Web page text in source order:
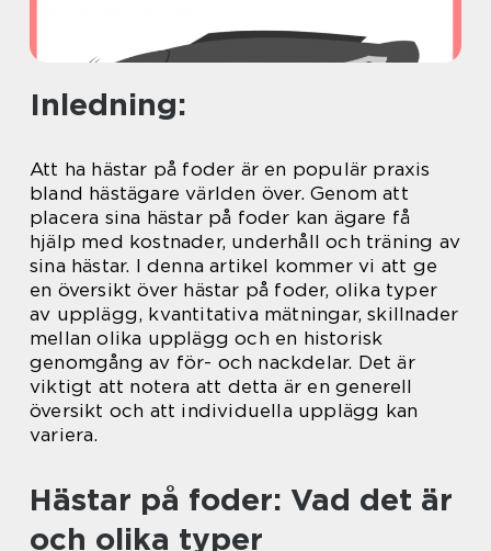
Inledning:
Att ha hästar på foder är en populär praxis
bland hästägare världen över. Genom att
placera sina hästar på foder kan ägare få
hjälp med kostnader, underhåll och träning av
sina hästar. I denna artikel kommer vi att ge
en översikt över hästar på foder, olika typer
av upplägg, kvantitativa mätningar, skillnader
mellan olika upplägg och en historisk
genomgång av för- och nackdelar. Det är
viktigt att notera att detta är en generell
översikt och att individuella upplägg kan
variera.
Hästar på foder: Vad det är
och olika typer